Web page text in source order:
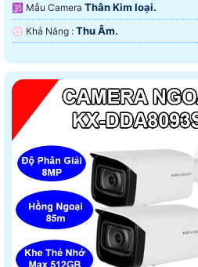
🕉️ Mẫu Camera Thân Kim loại.
️💮 Khả Năng : Thu Âm.